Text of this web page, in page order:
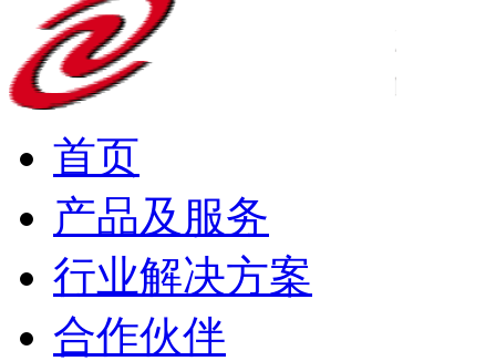
首页
产品及服务
行业解决方案
合作伙伴